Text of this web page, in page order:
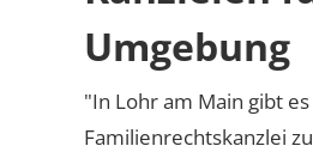
Umgebung
"In Lohr am Main gibt
Familienrechtskanzlei